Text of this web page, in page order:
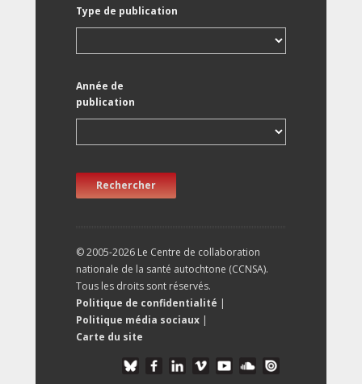
Type de publication
Année de
publication
Rechercher
© 2005-2026 Le Centre de collaboration
nationale de la santé autochtone (CCNSA).
Tous les droits sont réservés.
Politique de confidentialité |
Politique média sociaux |
Carte du site